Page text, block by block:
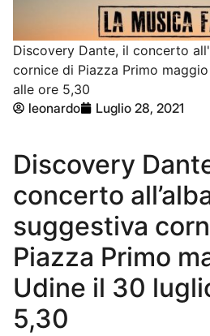
Discovery Dante, il concerto
cornice di Piazza Primo
alle ore 5,30
leonardo
Luglio 28, 2021
Discovery
concerto
suggestiva
Piazza Primo
Udine il 30
5,30